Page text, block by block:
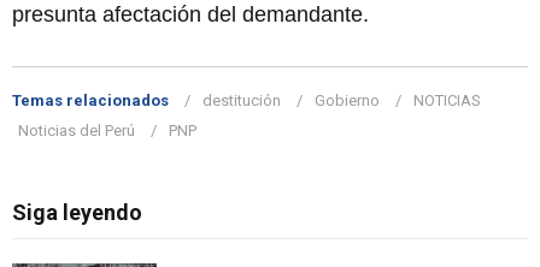
presunta afectación del demandante.
Temas relacionados destitución Gobierno
NOTICIAS
Noticias del Perú
PNP
Siga leyendo